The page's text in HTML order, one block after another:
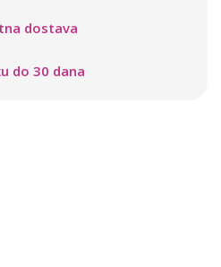
dostava
do 30 dana